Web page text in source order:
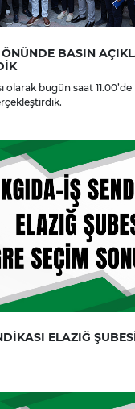
ÖNÜNDE BASIN
olarak bugün saat
ELAZIĞ